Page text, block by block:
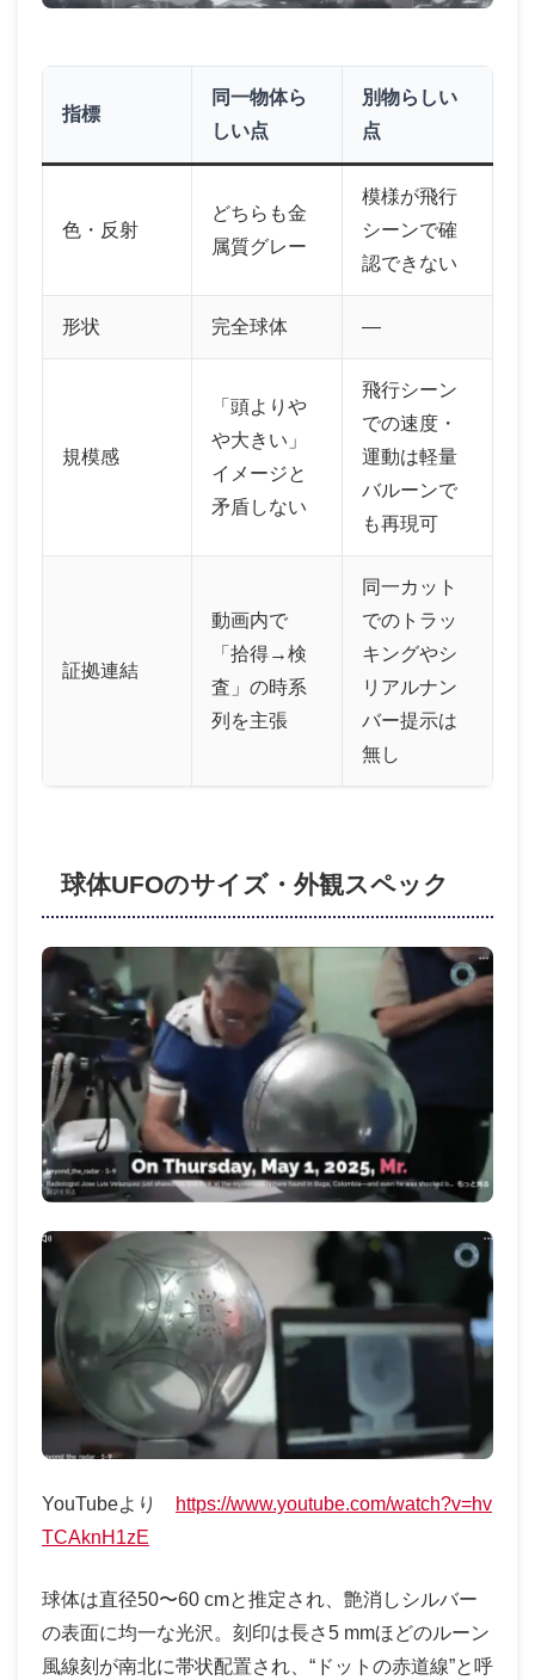
指標
同一物体ら
しい点
別物らしい
点
色・反射
どちらも金
属質グレー
模様が飛行
シーンで確
認できない
形状 完全球体 ―
規模感
「頭よりや
や大きい」
イメージと
矛盾しない
飛行シーン
での速度・
運動は軽量
バルーンで
も再現可
証拠連結
動画内で
「拾得→検
査」の時系
列を主張
同一カット
でのトラッ
キングやシ
リアルナン
バー提示は
無し
球体UFOのサイズ・外観スペック
YouTubeより
https://www.youtube.com/watch?v=hv
TCAknH1zE
球体は直径50〜60 cmと推定され、艶消しシルバー
の表面に均一な光沢。刻印は長さ5 mmほどのルーン
風線刻が南北に帯状配置され、“ドットの赤道線”と呼